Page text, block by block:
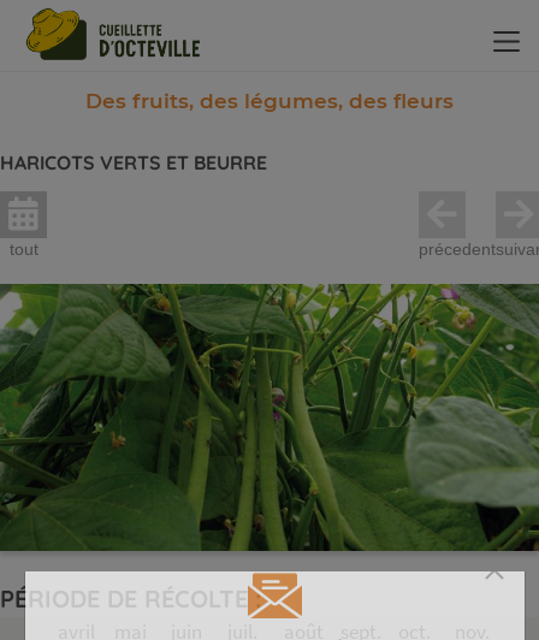
Des fruits, des légumes, des fleurs
HARICOTS VERTS ET BEURRE
tout précedent
PÉRIODE DE RÉCOLTE :
Panneau de gestion des cookies